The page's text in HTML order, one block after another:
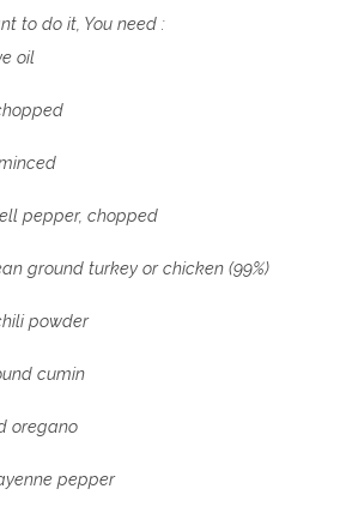
to do it, You need :
oil
pepper, chopped
ground turkey or chicken (99%)
powder
cumin
oregano
pepper